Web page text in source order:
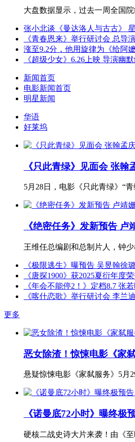
大盘数据显示，过去一周全国
张小北谈《曼达洛人与古古》
《青春恩来》举行研讨会 总导
涨至9.2分，他用旋律为《给阿
《超级少女》6.26上映 导演幽
新闻首页
电影新闻首页
明星新闻
华语
好莱坞
《只此青绿》见面会 张翰
5月28日，电影《只此青绿》“
《绝密任务》发新预告 卢
王维任总编剧和总制片人，钟
《极限逃生》曝预告 吴昱翰徐
《唐探1900》获2025夏衍年度
《年会不能停2！》定档8.7 张
《喀什恋歌》举行研讨会 李兰
更多
恶女除渣！惊悚电影《家
悬疑惊悚电影《家弑服务》5月
《诺曼底72小时》曝终极
硬核二战史诗大片来袭！由《